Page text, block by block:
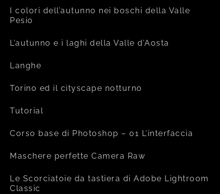
I colori dell’autunno nei boschi della Valle
Pesio
L’autunno e i laghi della Valle d’Aosta
Langhe
Torino ed il cityscape notturno
Tutorial
Corso base di Photoshop – 01 L’interfaccia
Maschere perfette Camera Raw
Le Scorciatoie da tastiera di Adobe Lightroom
Classic